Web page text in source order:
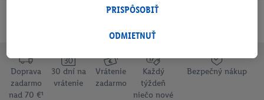
Doprava
zadarmo
nad 70 €¹
30 dní na
vrátenie
Vrátenie
zadarmo
Každý
týždeň
niečo nové
Bezpečný nákup
aj údaje z vášho nákupného správania v obchode.
následne si vytvoríte účet Lidl Plus alebo sa prihlásite do svojho
tiež vytvoriť špeciálny online identifikátor z e-mailovej adresy,
ktorú tam uvediete, aby sme vás mohli rozpoznať v službách
prevádzkovaných tretími stranami a zobrazovať vám
ODMIETNUŤ
PRISPÔSOBIŤ